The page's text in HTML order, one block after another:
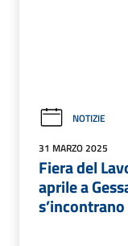
NOTIZIE
31 MARZO 2025
Fiera del
aprile a
s’incontrano